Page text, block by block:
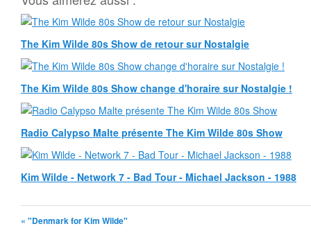
The Kim Wilde 80s Show de retour sur Nostalgie
The Kim Wilde 80s Show change d'horaire sur Nostalgie !
Radio Calypso Malte présente The Kim Wilde 80s Show
Kim Wilde - Network 7 - Bad Tour - Michael Jackson - 1988
« "Denmark for Kim Wilde"